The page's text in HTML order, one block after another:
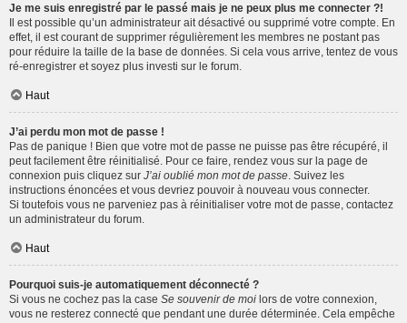
Je me suis enregistré par le passé mais je ne peux plus me connecter ?!
Il est possible qu’un administrateur ait désactivé ou supprimé votre compte. En
effet, il est courant de supprimer régulièrement les membres ne postant pas
pour réduire la taille de la base de données. Si cela vous arrive, tentez de vous
ré-enregistrer et soyez plus investi sur le forum.
Haut
J’ai perdu mon mot de passe !
Pas de panique ! Bien que votre mot de passe ne puisse pas être récupéré, il
peut facilement être réinitialisé. Pour ce faire, rendez vous sur la page de
connexion puis cliquez sur J’ai oublié mon mot de passe . Suivez les
instructions énoncées et vous devriez pouvoir à nouveau vous connecter.
Si toutefois vous ne parveniez pas à réinitialiser votre mot de passe, contactez
un administrateur du forum.
Haut
Pourquoi suis-je automatiquement déconnecté ?
Si vous ne cochez pas la case Se souvenir de moi lors de votre connexion,
vous ne resterez connecté que pendant une durée déterminée. Cela empêche